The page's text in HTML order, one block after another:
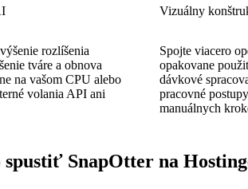
rozlíšenia
tváre a obnova
na vašom CPU alebo
volania API ani
Vizuálny
Spojte viacero
opakovane
dávkové
pracovné
manuálnych
spustiť SnapOtter na